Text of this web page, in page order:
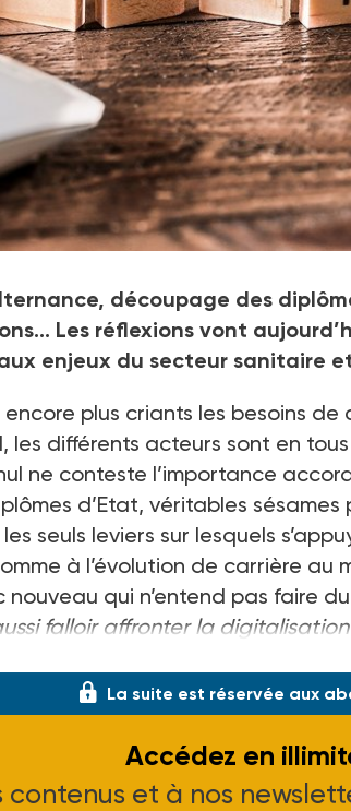
- stock.adobe.comdécoupage des
Les réflexions vont
enjeux du secteur sanitaire et
plus criants les besoins
différents acteurs sont en
ne conteste l’importance
d’Etat, véritables
seuls leviers sur lesquels
à l’évolution de carrière au
nouveau qui n’entend pas faire
falloir affronter la
La suite est réservée aux
Accédez en
contenus et à nos